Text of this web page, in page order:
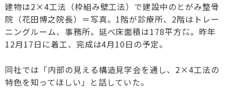
建物は2×4工法（枠組み壁工法）で建設中のとがみ整骨
院（花田博之院長）＝写真。1階が診療所、2階はトレー
ニングルーム、事務所。延べ床面積は178平方㍍。昨年
12月17日に着工、完成は4月10日の予定。
同社では「内部の見える構造見学会を通し、2×4工法の
特色を知ってほしい」と話していた。